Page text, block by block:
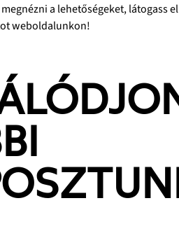
a lehetőségeket, látogass el
weboldalunkon!